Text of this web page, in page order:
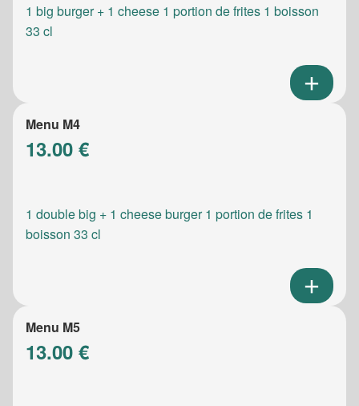
1 big burger + 1 cheese 1 portion de frites 1 boisson
33 cl
Menu M4
13.00 €
1 double big + 1 cheese burger 1 portion de frites 1
boisson 33 cl
Menu M5
13.00 €